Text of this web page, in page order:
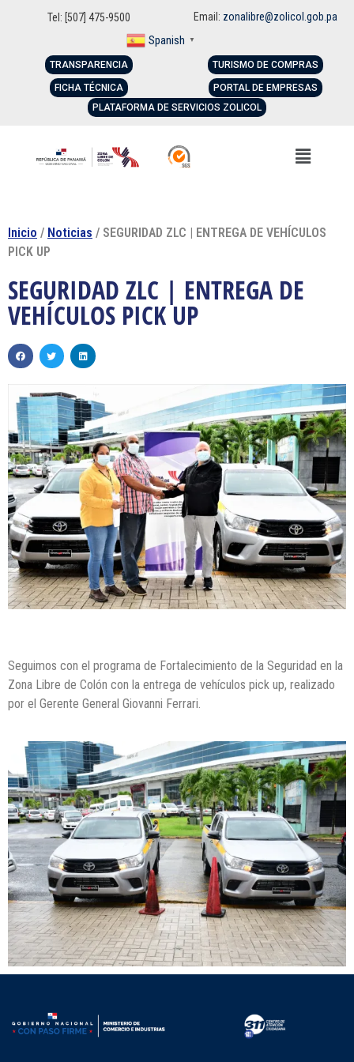
Tel: [507] 475-9500 Email: zonalibre@zolicol.gob.pa
Spanish ▼
TRANSPARENCIA
FICHA TÉCNICA
TURISMO DE COMPRAS
PORTAL DE EMPRESAS
PLATAFORMA DE SERVICIOS ZOLICOL
Inicio / Noticias / SEGURIDAD ZLC | ENTREGA DE VEHÍCULOS
PICK UP
SEGURIDAD ZLC | ENTREGA DE
VEHÍCULOS PICK UP
Seguimos con el programa de Fortalecimiento de la Seguridad en la
Zona Libre de Colón con la entrega de vehículos pick up, realizado
por el Gerente General Giovanni Ferrari.